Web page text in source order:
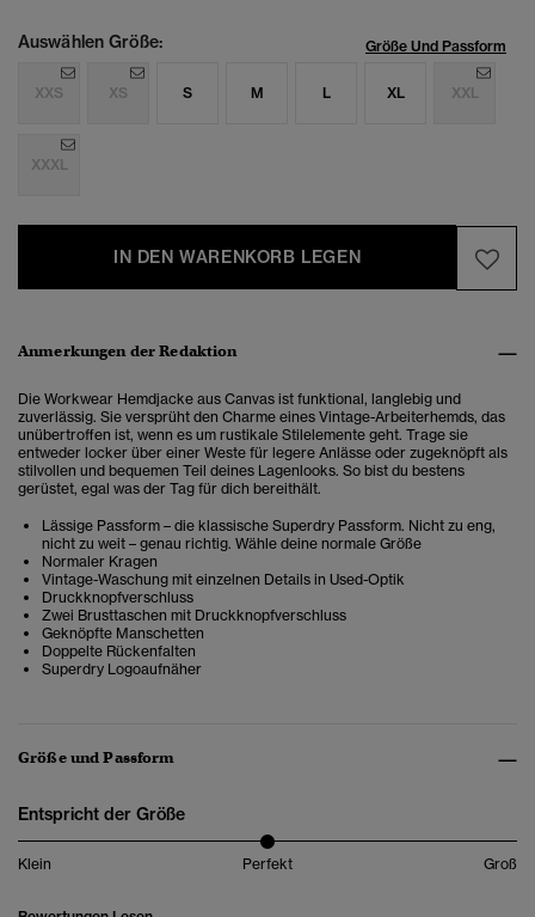
Auswählen Größe: Größe Und Passform
XXS XS S M L XL XXL
XXXL
IN DEN WARENKORB LEGEN
Anmerkungen der Redaktion
Die Workwear Hemdjacke aus Canvas ist funktional, langlebig und
zuverlässig. Sie versprüht den Charme eines Vintage-Arbeiterhemds, das
unübertroffen ist, wenn es um rustikale Stilelemente geht. Trage sie
entweder locker über einer Weste für legere Anlässe oder zugeknöpft als
stilvollen und bequemen Teil deines Lagenlooks. So bist du bestens
gerüstet, egal was der Tag für dich bereithält.
Lässige Passform – die klassische Superdry Passform. Nicht zu eng,
nicht zu weit – genau richtig. Wähle deine normale Größe
Normaler Kragen
Vintage-Waschung mit einzelnen Details in Used-Optik
Druckknopfverschluss
Zwei Brusttaschen mit Druckknopfverschluss
Geknöpfte Manschetten
Doppelte Rückenfalten
Superdry Logoaufnäher
Größe und Passform
Entspricht der Größe
Klein Perfekt Groß